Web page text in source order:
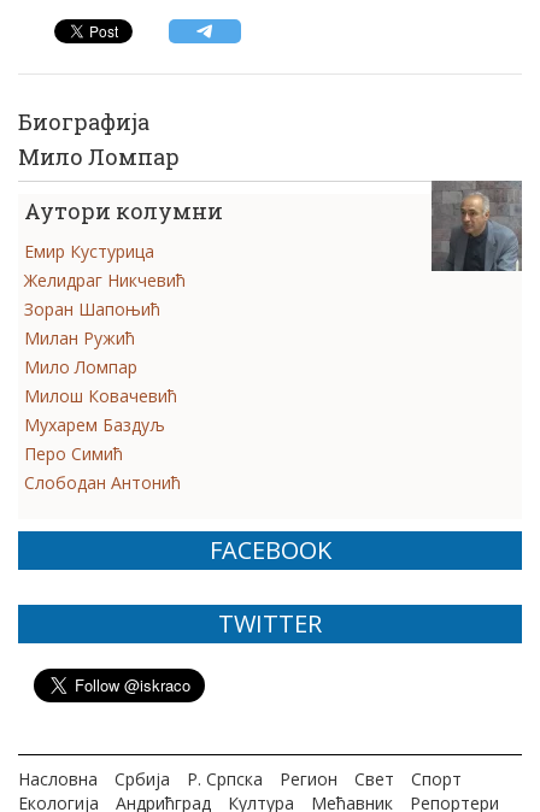
Биографија
Мило Ломпар
Аутори колумни
Емир Кустурица
Желидраг Никчевић
Зоран Шапоњић
Милан Ружић
Мило Ломпар
Милош Ковачевић
Мухарем Баздуљ
Перо Симић
Слободан Антонић
FACEBOOK
TWITTER
Насловна Србија Р. Српска Регион Свет
Спорт
Екологија
Андрићград Култура Мећавник Репортери